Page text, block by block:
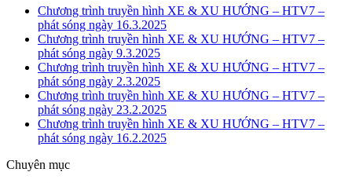
Chương trình truyền hình XE & XU HƯỚNG – HTV7 –
phát sóng ngày 16.3.2025
Chương trình truyền hình XE & XU HƯỚNG – HTV7 –
phát sóng ngày 9.3.2025
Chương trình truyền hình XE & XU HƯỚNG – HTV7 –
phát sóng ngày 2.3.2025
Chương trình truyền hình XE & XU HƯỚNG – HTV7 –
phát sóng ngày 23.2.2025
Chương trình truyền hình XE & XU HƯỚNG – HTV7 –
phát sóng ngày 16.2.2025
Chuyên mục